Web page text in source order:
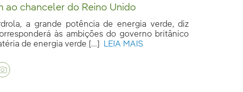
ao chanceler do Reino Unido
a grande potência de energia verde, diz
às ambições do governo britânico
de energia verde [...]
LEIA MAIS